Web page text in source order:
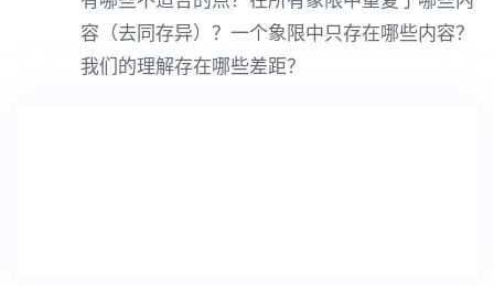
容（去同存异）？一个象限中只存在哪些内容？
我们的理解存在哪些差距？